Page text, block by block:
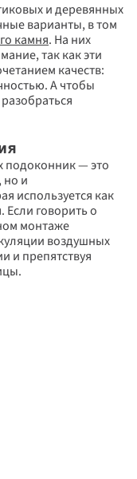
и деревянных
варианты, в том
камня. На них
так как эти
качеств:
А чтобы
подоконник — это
но и
используется как
говорить о
монтаже
воздушных
и препятствуя